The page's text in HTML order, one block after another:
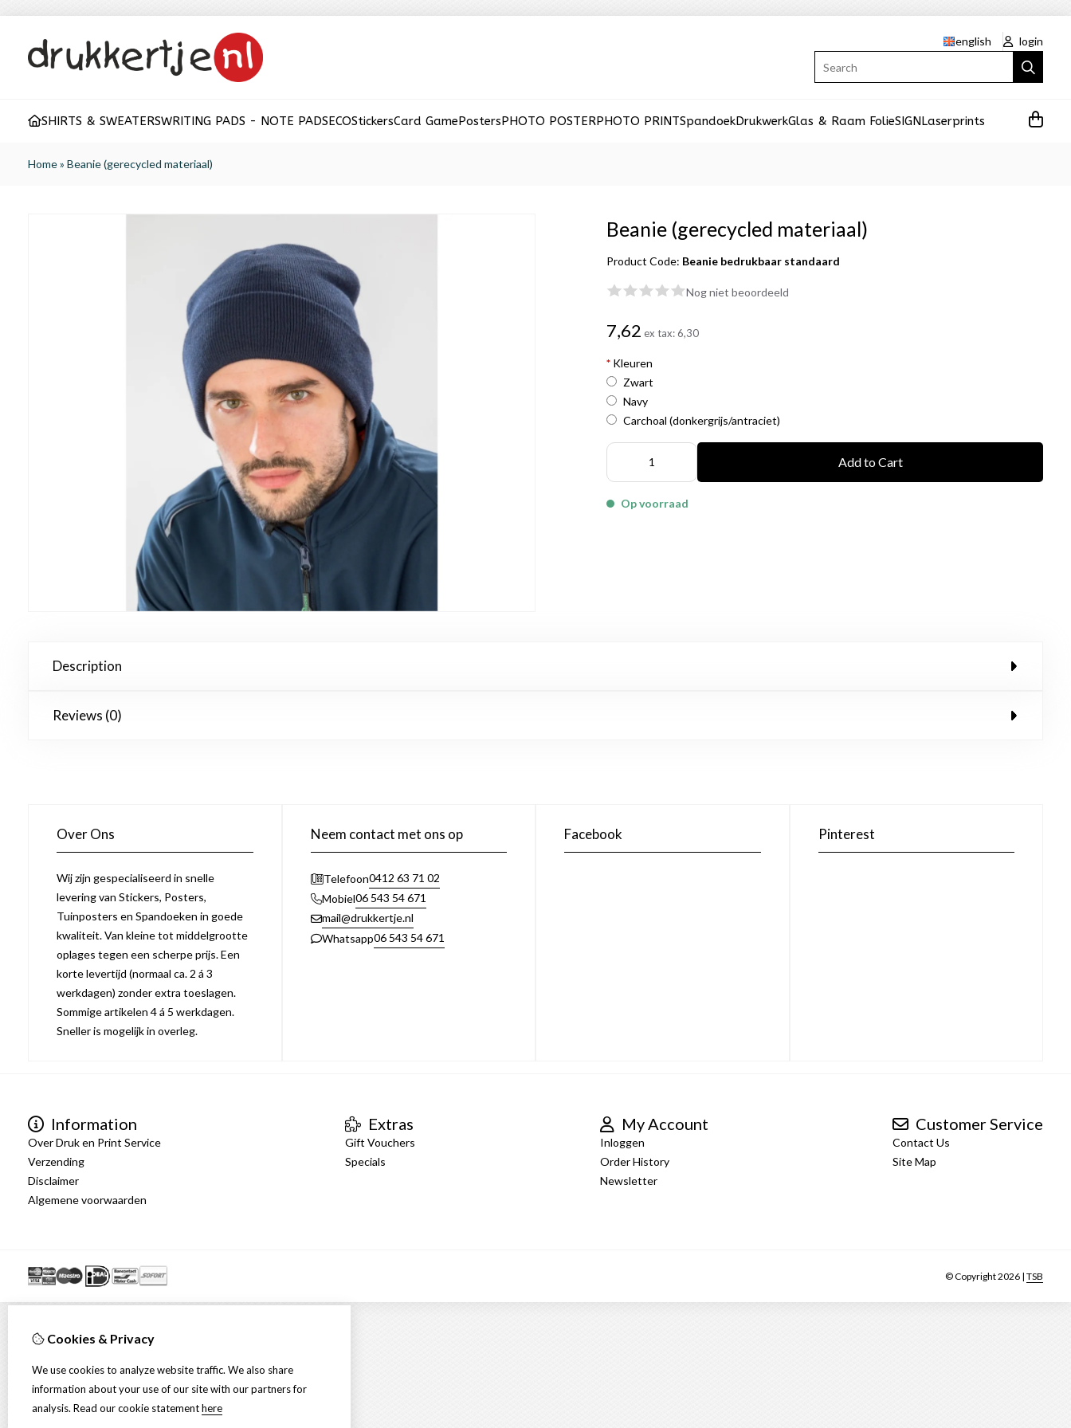
english
login
SHIRTS & SWEATERSWRITING PADS - NOTE PADSECOStickersCard GamePostersPHOTO POSTERPHOTO PRINTSpandoekDrukwerkGlas & Raam FolieSIGNLaserprints
Home» Beanie (gerecycled materiaal)
Beanie (gerecycled materiaal)
Product Code: Beanie bedrukbaar standaard
Nog niet beoordeeld
7,62 ex tax:6,30
* Kleuren
Zwart
Navy
Carchoal (donkergrijs/antraciet)
Add to Cart
Op voorraad
Description
Reviews (0)
Over Ons
Wij zijn gespecialiseerd in snelle
levering van Stickers, Posters,
Tuinposters en Spandoeken in goede
kwaliteit. Van kleine tot middelgrootte
oplages tegen een scherpe prijs. Een
korte levertijd (normaal ca. 2 á 3
werkdagen) zonder extra toeslagen.
Sommige artikelen 4 á 5 werkdagen.
Sneller is mogelijk in overleg.
Neem contact met ons op
Telefoon0412 63 71 02
Mobiel06 543 54 671
mail@drukkertje.nl
Whatsapp06 543 54 671
Facebook Pinterest
Information
Over Druk en Print Service
Verzending
Disclaimer
Algemene voorwaarden
Extras
Gift Vouchers
Specials
My Account
Inloggen
Order History
Newsletter
Customer Service
Contact Us
Site Map
© Copyright 2026 | TSB
Cookies & Privacy
We use cookies to analyze website traffic. We also share
information about your use of our site with our partners for
analysis. Read our cookie statementhere